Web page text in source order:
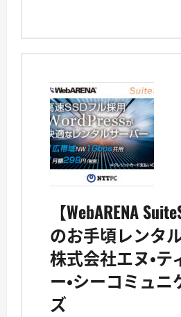
【WebARENA
のお手頃レンタ
株式会社エヌ・テ
ー・シーコミュ
ズ